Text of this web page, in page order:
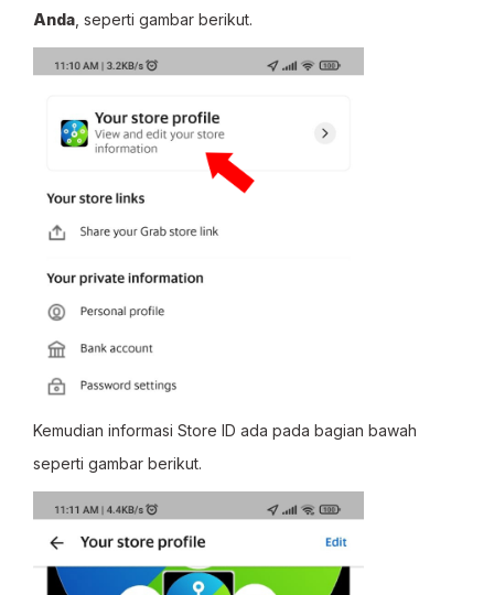
Anda , seperti gambar berikut.
Kemudian informasi Store ID ada pada bagian bawah
seperti gambar berikut.